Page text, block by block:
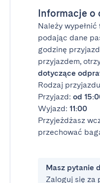
Informacje o
Należy wypełnić
podając dane
godzinę
przyjazdem,
dotyczące
Rodzaj
Przyjazd: od
Wyjazd: 11:00
Przyjeżdżasz
przechować
Masz pytanie
Zaloguj się za